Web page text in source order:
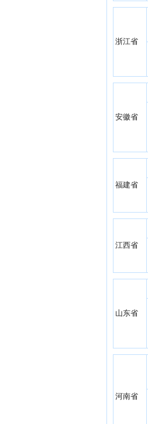
浙江省
安徽省
福建省
江西省
山东省
河南省